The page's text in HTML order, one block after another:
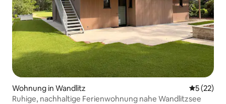
Wohnung in Wandlitz
5 (22)
Ruhige, nachhaltige Ferienwohnung nahe Wandlitzsee